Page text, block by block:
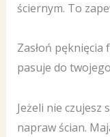
ściernym. To
Zasłoń
pasuje do
Jeżeli nie czujesz
napraw ścian.